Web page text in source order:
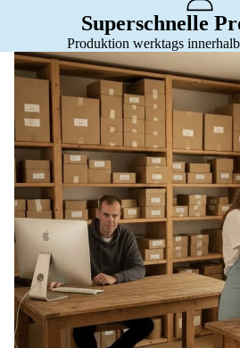
Superschnelle
Produktion werktags